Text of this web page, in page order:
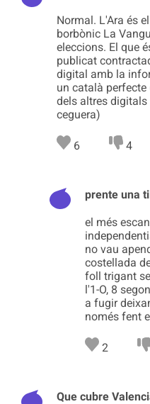
Normal. L'Ara és
borbònic La
eleccions. El que
publicat
digital amb la
un català
dels altres
ceguera)
6 4
prente una
el més
no vau
costellada
foll trigant
l'1-O, 8
a fugir
només fent
2
Que cubre